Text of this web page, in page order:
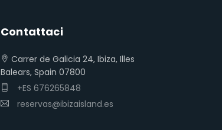
Contattaci
Carrer de Galicia 24, Ibiza, Illes
Balears, Spain 07800
+ES 676265848
reservas@ibizaisland.es